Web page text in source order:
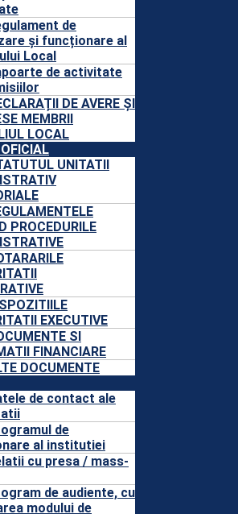
de
și funcționare al
Local
de activitate
DE AVERE ȘI
MEMBRII
LOCAL
UNITATII
PROCEDURILE
EXECUTIVE
SI
FINANCIARE
DOCUMENTE
de contact ale
de
al institutiei
cu presa / mass-
de audiente, cu
modului de